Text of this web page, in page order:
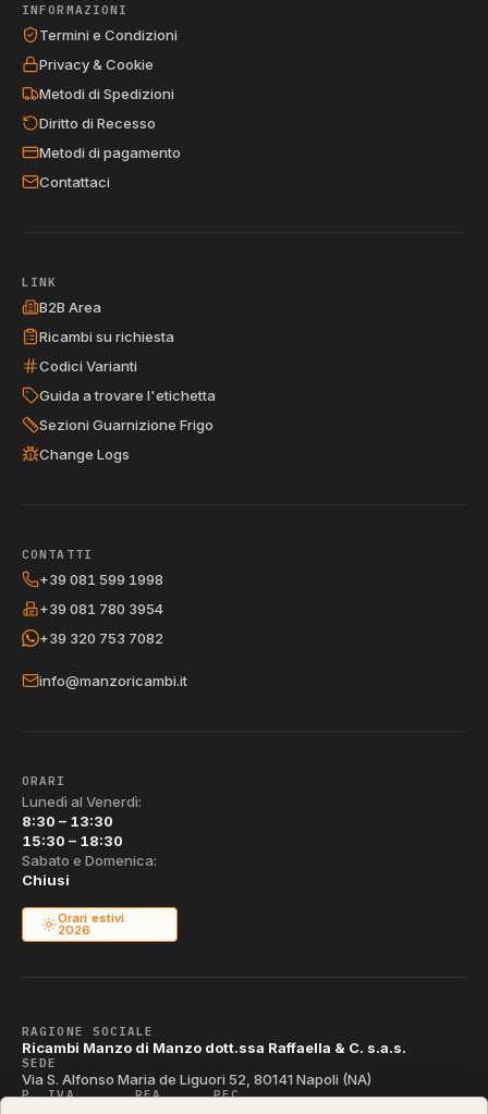
INFORMAZIONI
Termini e Condizioni
Privacy & Cookie
Metodi di Spedizioni
Diritto di Recesso
Metodi di pagamento
Contattaci
LINK
B2B Area
Ricambi su richiesta
Codici Varianti
Guida a trovare l'etichetta
Sezioni Guarnizione Frigo
Change Logs
CONTATTI
+39 081 599 1998
+39 081 780 3954
+39 320 753 7082
info@manzoricambi.it
ORARI
Lunedì al Venerdì:
8:30 – 13:30
15:30 – 18:30
Sabato e Domenica:
Chiusi
Orari estivi
2026
RAGIONE SOCIALE
Ricambi Manzo di Manzo dott.ssa Raffaella & C. s.a.s.
SEDE
Via S. Alfonso Maria de Liguori 52, 80141 Napoli (NA)
P. IVA REA PEC